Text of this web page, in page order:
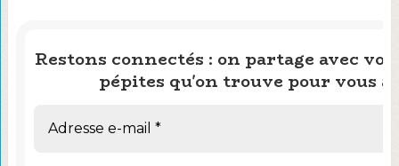
Restons connectés : on partage avec
pépites qu'on trouve pour vous